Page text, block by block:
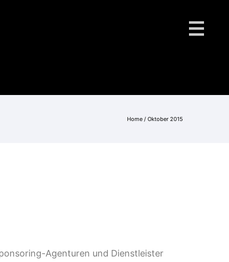
Home / Oktober 2015
Agenturen und Dienstleister